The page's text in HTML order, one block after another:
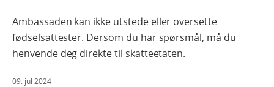
Ambassaden kan ikke utstede eller oversette
fødselsattester. Dersom du har spørsmål, må du
henvende deg direkte til skatteetaten.
09. jul 2024